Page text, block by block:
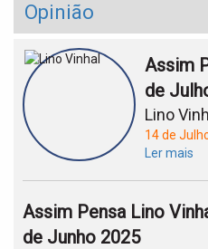
Opinião
Assim
de
Lino
14 de
Ler mais
Assim Pensa Lino
de Junho 2025